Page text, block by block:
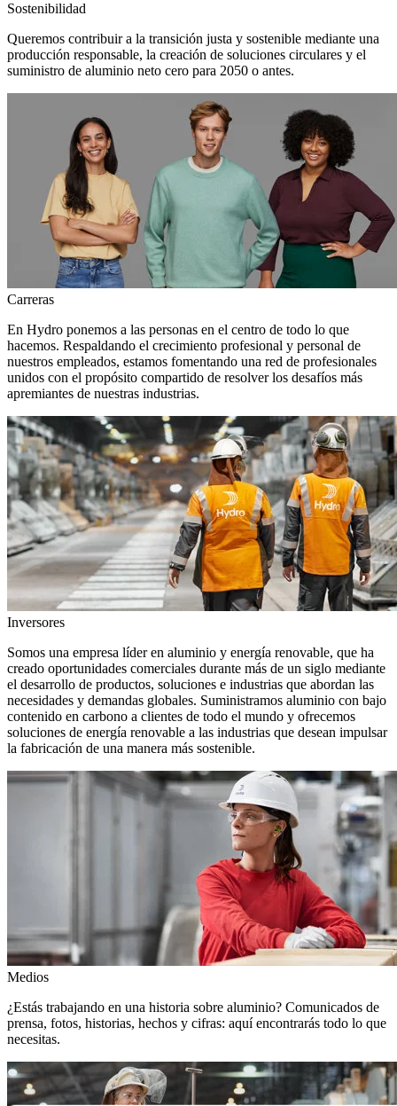
Sostenibilidad
Queremos contribuir a la transición justa y sostenible mediante una
producción responsable, la creación de soluciones circulares y el
suministro de aluminio neto cero para 2050 o antes.
Carreras
En Hydro ponemos a las personas en el centro de todo lo que
hacemos. Respaldando el crecimiento profesional y personal de
nuestros empleados, estamos fomentando una red de profesionales
unidos con el propósito compartido de resolver los desafíos más
apremiantes de nuestras industrias.
Inversores
Somos una empresa líder en aluminio y energía renovable, que ha
creado oportunidades comerciales durante más de un siglo mediante
el desarrollo de productos, soluciones e industrias que abordan las
necesidades y demandas globales. Suministramos aluminio con bajo
contenido en carbono a clientes de todo el mundo y ofrecemos
soluciones de energía renovable a las industrias que desean impulsar
la fabricación de una manera más sostenible.
Medios
¿Estás trabajando en una historia sobre aluminio? Comunicados de
prensa, fotos, historias, hechos y cifras: aquí encontrarás todo lo que
necesitas.